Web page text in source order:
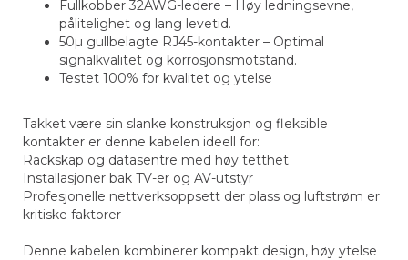
Fullkobber 32AWG-ledere – Høy ledningsevne,
pålitelighet og lang levetid.
50µ gullbelagte RJ45-kontakter – Optimal
signalkvalitet og korrosjonsmotstand.
Testet 100% for kvalitet og ytelse
Takket være sin slanke konstruksjon og fleksible
kontakter er denne kabelen ideell for:
Rackskap og datasentre med høy tetthet
Installasjoner bak TV-er og AV-utstyr
Profesjonelle nettverksoppsett der plass og luftstrøm er
kritiske faktorer
Denne kabelen kombinerer kompakt design, høy ytelse